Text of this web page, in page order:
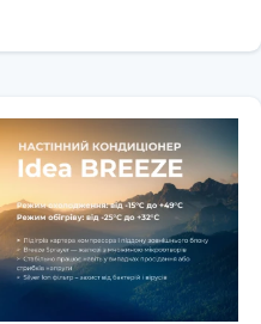
инверторного
«імпульсних» ефектів
прямокутної форми
діапазоні живлячої